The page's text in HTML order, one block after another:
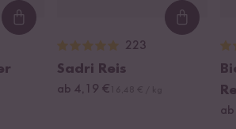
Loading...
223
Sadri Reis
ab 4,19 €